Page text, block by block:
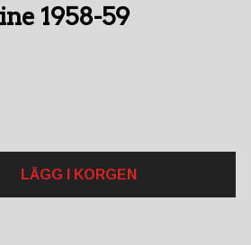
1958-59
LÄGG I KORGEN